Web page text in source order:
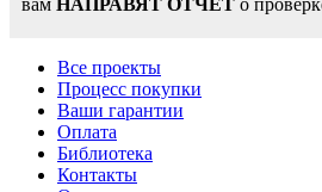
вам НАПРАВЯТ ОТЧЕТ о
Все проекты
Процесс покупки
Ваши гарантии
Оплата
Библиотека
Контакты